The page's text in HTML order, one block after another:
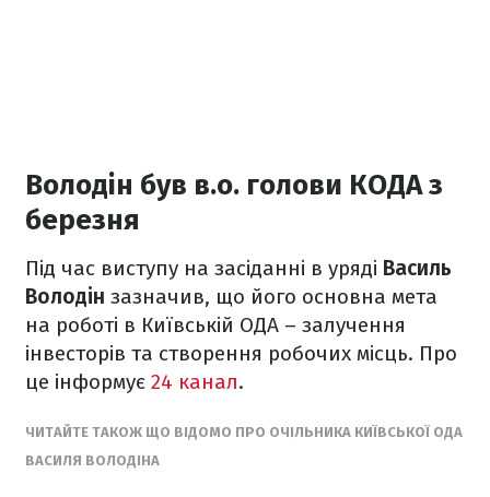
Володін був в.о. голови КОДА з
березня
Під час виступу на засіданні в уряді Василь
Володін зазначив, що його основна мета
на роботі в Київській ОДА – залучення
інвесторів та створення робочих місць. Про
це інформує 24 канал.
ЧИТАЙТЕ ТАКОЖ ЩО ВІДОМО ПРО ОЧІЛЬНИКА КИЇВСЬКОЇ ОДА
ВАСИЛЯ ВОЛОДІНА